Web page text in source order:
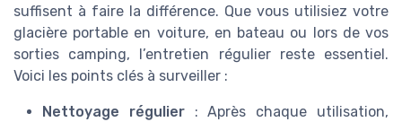
suffisent à faire la différence. Que vous utilisiez votre
glacière portable en voiture, en bateau ou lors de vos
sorties camping, l’entretien régulier reste essentiel.
Voici les points clés à surveiller :
Nettoyage régulier: Après chaque utilisation,